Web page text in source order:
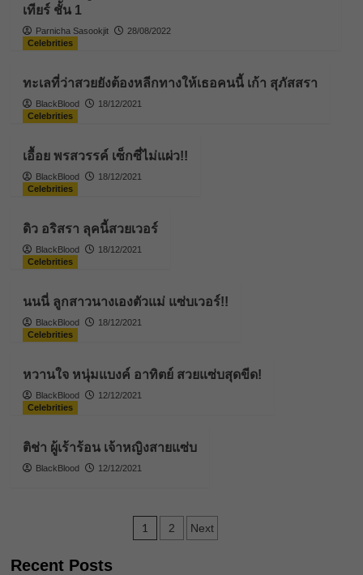
เทียร์ ชั้น 1
Parnicha Sasookjit
28/08/2022
Celebrities
ทะเลที่ว่าสวยยังต้องหลีกทางให้เธอคนนี้ เก้า สุภัสสรา
BlackBlood
18/12/2021
Celebrities
เอื้อย พรสวรรค์ เซ็กซี่ไม่แผ่ว!!
BlackBlood
18/12/2021
Celebrities
ดิว อริสรา ลุคนี้สวยเวอร์
BlackBlood
18/12/2021
Celebrities
นนนี่ ลูกสาวนางเองตัวแม่ แซ่บเวอร์!!
BlackBlood
18/12/2021
Celebrities
หวานใจ หนุ่มแบงค์ อาทิตย์ สวยแซ่บสุดขีด!
BlackBlood
12/12/2021
Celebrities
ติช่า ผู้เร้าร้อน เจ้าหญิงสายแซ่บ
BlackBlood 12/12/2021
Posts
1 2 Next
Recent Posts